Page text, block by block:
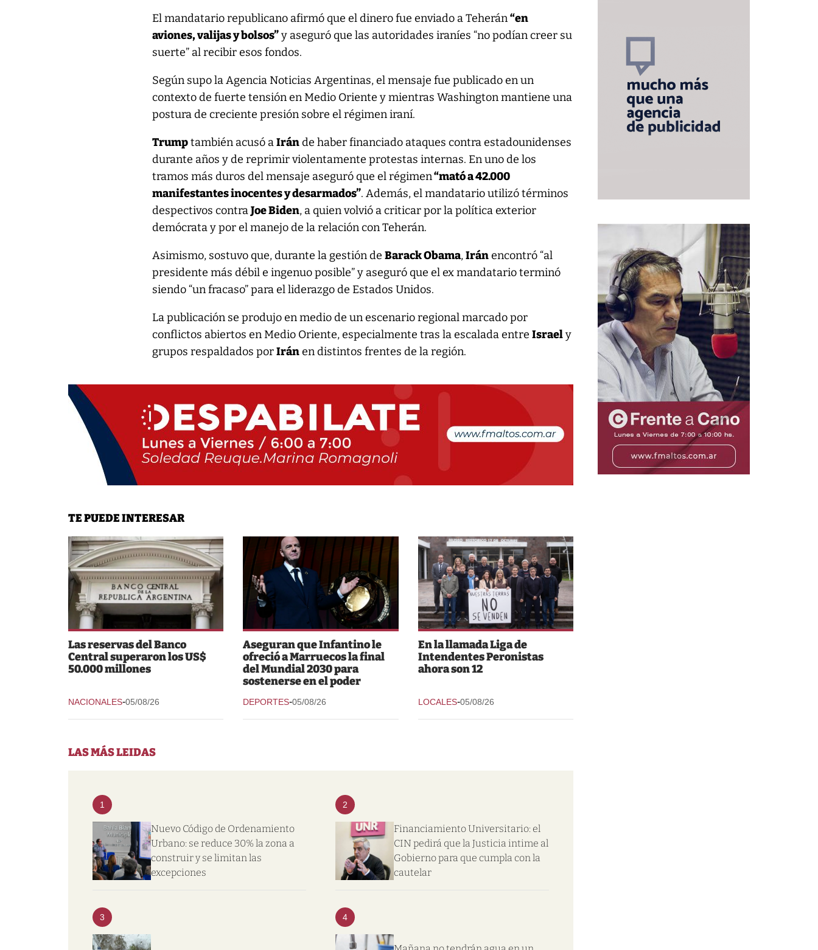
El mandatario republicano afirmó que el dinero fue enviado a Teherán“en
aviones, valijas y bolsos”y aseguró que las autoridades iraníes “no podían creer su
suerte” al recibir esos fondos.
Según supo la Agencia Noticias Argentinas, el mensaje fue publicado en un
contexto de fuerte tensión en Medio Oriente y mientras Washington mantiene una
postura de creciente presión sobre el régimen iraní.
Trumptambién acusó aIránde haber financiado ataques contra estadounidenses
durante años y de reprimir violentamente protestas internas. En uno de los
tramos más duros del mensaje aseguró que el régimen“mató a 42.000
manifestantes inocentes y desarmados”. Además, el mandatario utilizó términos
despectivos contraJoe Biden, a quien volvió a criticar por la política exterior
demócrata y por el manejo de la relación con Teherán.
Asimismo, sostuvo que, durante la gestión deBarack Obama,Iránencontró “al
presidente más débil e ingenuo posible” y aseguró que el ex mandatario terminó
siendo “un fracaso” para el liderazgo de Estados Unidos.
La publicación se produjo en medio de un escenario regional marcado por
conflictos abiertos en Medio Oriente, especialmente tras la escalada entreIsraely
grupos respaldados porIránen distintos frentes de la región.
TE PUEDE INTERESAR
Las reservas del Banco
Central superaron los US$
50.000 millones
NACIONALES-05/08/26
Aseguran que Infantino le
ofreció a Marruecos la final
del Mundial 2030 para
sostenerse en el poder
DEPORTES-05/08/26
En la llamada Liga de
Intendentes Peronistas
ahora son 12
LOCALES-05/08/26
LAS MÁS LEIDAS
1
Nuevo Código de Ordenamiento
Urbano: se reduce 30% la zona a
construir y se limitan las
excepciones
2
Financiamiento Universitario: el
CIN pedirá que la Justicia intime al
Gobierno para que cumpla con la
cautelar
3 4